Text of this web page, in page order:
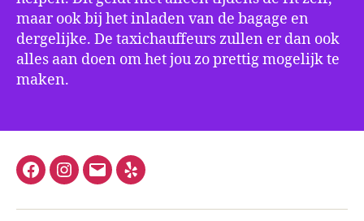
maar ook bij het inladen van de bagage en
dergelijke. De taxichauffeurs zullen er dan ook
alles aan doen om het jou zo prettig mogelijk te
maken.
FacebookInstagram
E-
Yelp